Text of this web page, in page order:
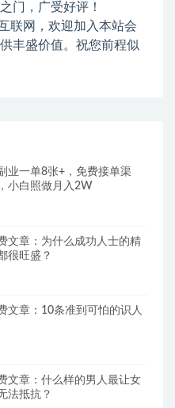
门，广受好评！
联网，欢迎加入本站会
丰盛价值。祝您前程似
业一单8张+，免费接单渠
小白照做月入2W
文章：为什么成功人士的精
很旺盛？
文章：10条准到可怕的识人
文章：什么样的男人最让女
法抵抗？